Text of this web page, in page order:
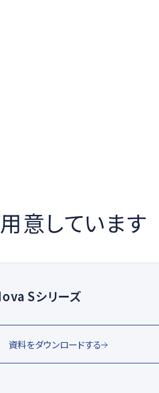
意しています
Sシリーズ
資料をダウンロードする